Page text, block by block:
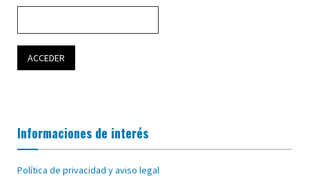
Informaciones de interés
Política de privacidad y aviso legal